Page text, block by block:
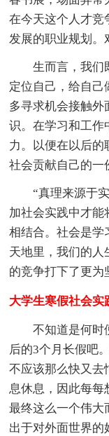
在今天这个人才竞
发展的职业规划。
生而言，我们既
定位自己，给自己
多寻求机会接触外
识。在学习和工作
力。以便在以后的
社会贡献自己的一
“真理来源于实
加社会实践中才能
相结合。社会是学
天地里，我们的人
的竞争打下了更为
大学生寒假社会实
不知道是何时便
后的3个月长假吧
不应该那么快又去
息休息，因此每每
最终这么一个伟大
出于对外面世界的